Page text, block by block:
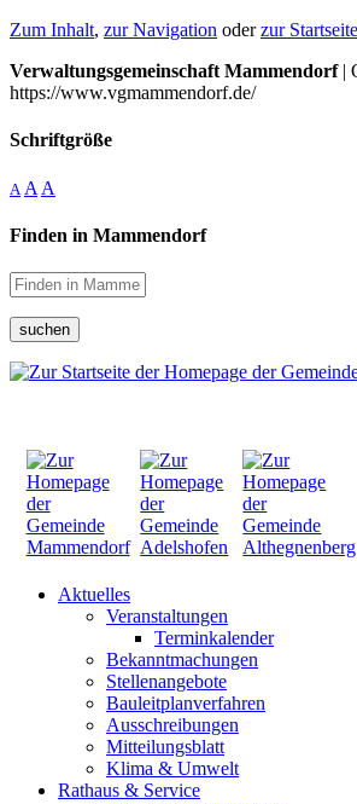
Zum Inhalt, zur Navigation oderzur Startseite
Verwaltungsgemeinschaft Mammendorf|
https://www.vgmammendorf.de/
Schriftgröße
A A A
Finden in Mammendorf
suchen
Aktuelles
Veranstaltungen
Terminkalender
Bekanntmachungen
Stellenangebote
Bauleitplanverfahren
Ausschreibungen
Mitteilungsblatt
Klima & Umwelt
Rathaus & Service